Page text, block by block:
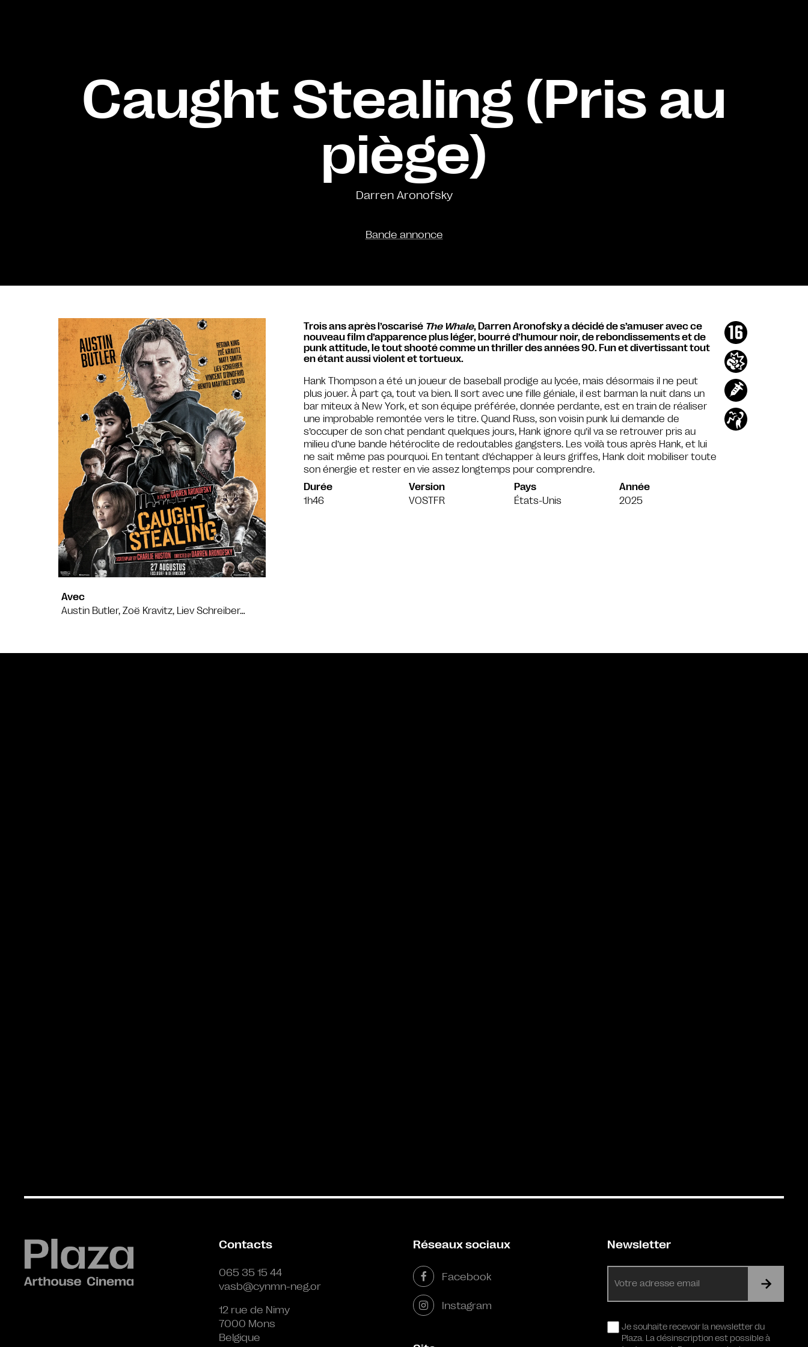
Caught Stealing (Pris au
piège)
Darren Aronofsky
Bande annonce
Avec
Austin Butler, Zoë Kravitz, Liev Schreiber…
Trois ans après l’oscarisé The Whale, Darren Aronofsky a décidé de s’amuser avec ce
nouveau film d’apparence plus léger, bourré d’humour noir, de rebondissements et de
punk attitude, le tout shooté comme un thriller des années 90. Fun et divertissant tout
en étant aussi violent et tortueux.
Hank Thompson a été un joueur de baseball prodige au lycée, mais désormais il ne peut
plus jouer. À part ça, tout va bien. Il sort avec une fille géniale, il est barman la nuit dans un
bar miteux à New York, et son équipe préférée, donnée perdante, est en train de réaliser
une improbable remontée vers le titre. Quand Russ, son voisin punk lui demande de
s’occuper de son chat pendant quelques jours, Hank ignore qu’il va se retrouver pris au
milieu d’une bande hétéroclite de redoutables gangsters. Les voilà tous après Hank, et lui
ne sait même pas pourquoi. En tentant d’échapper à leurs griffes, Hank doit mobiliser toute
son énergie et rester en vie assez longtemps pour comprendre.
Durée
1h46
Version
VOSTFR
Pays
États-Unis
Année
2025
Contacts
065 35 15 44
vasb@cynmn-neg.or
12 rue de Nimy
7000 Mons
Belgique
Réseaux sociaux
Facebook
Instagram
Newsletter
mail
RGPDJe souhaite recevoir la newsletter du
Plaza. La désinscription est possible à